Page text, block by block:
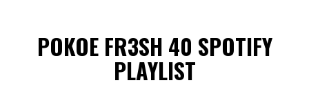
POKOE FR3SH 40 SPOTIFY
PLAYLIST